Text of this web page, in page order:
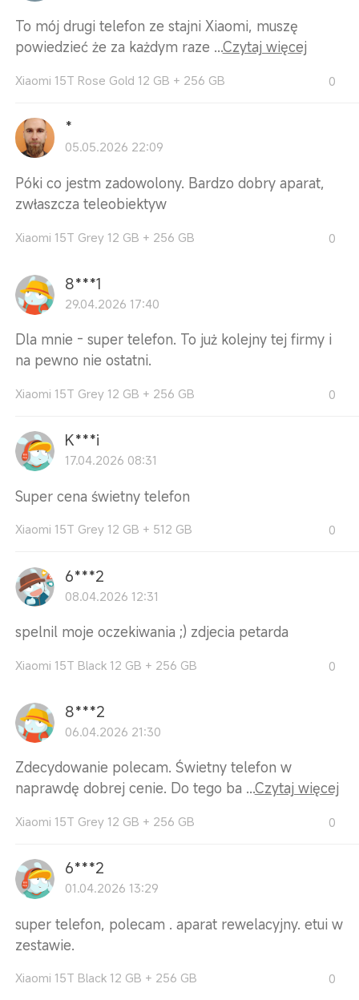
To mój drugi telefon ze stajni Xiaomi, muszę
powiedzieć że za każdym raze ...Czytaj więcej
Xiaomi 15T Rose Gold 12 GB + 256 GB 0
*
05.05.2026 22:09
Póki co jestm zadowolony. Bardzo dobry aparat,
zwłaszcza teleobiektyw
Xiaomi 15T Grey 12 GB + 256 GB 0
8***1
29.04.2026 17:40
Dla mnie - super telefon. To już kolejny tej firmy i
na pewno nie ostatni.
Xiaomi 15T Grey 12 GB + 256 GB 0
K***i
17.04.2026 08:31
Super cena świetny telefon
Xiaomi 15T Grey 12 GB + 512 GB 0
6***2
08.04.2026 12:31
spelnil moje oczekiwania ;) zdjecia petarda
Xiaomi 15T Black 12 GB + 256 GB 0
8***2
06.04.2026 21:30
Zdecydowanie polecam. Świetny telefon w
naprawdę dobrej cenie. Do tego ba ...Czytaj więcej
Xiaomi 15T Grey 12 GB + 256 GB 0
6***2
01.04.2026 13:29
super telefon, polecam . aparat rewelacyjny. etui w
zestawie.
Xiaomi 15T Black 12 GB + 256 GB 0